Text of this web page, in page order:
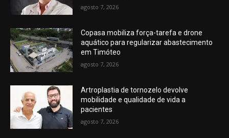
agosto 7, 2026
Copasa mobiliza força-tarefa e drone
aquático para regularizar abastecimento
em Timóteo
agosto 7, 2026
Artroplastia de tornozelo devolve
mobilidade e qualidade de vida a
pacientes
agosto 7, 2026